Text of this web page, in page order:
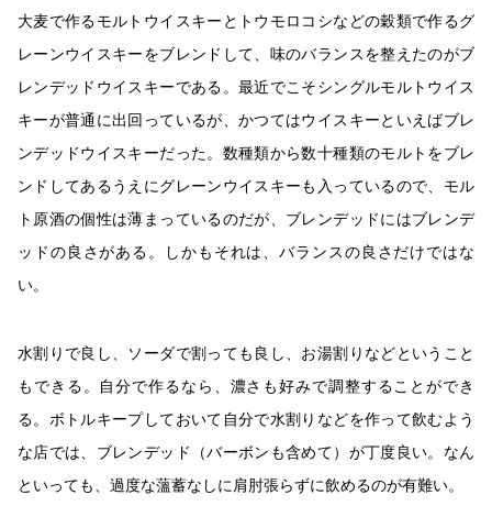
大麦で作るモルトウイスキーとトウモロコシなどの穀類で作るグ
レーンウイスキーをブレンドして、味のバランスを整えたのがブ
レンデッドウイスキーである。最近でこそシングルモルトウイス
キーが普通に出回っているが、かつてはウイスキーといえばブレ
ンデッドウイスキーだった。数種類から数十種類のモルトをブレ
ンドしてあるうえにグレーンウイスキーも入っているので、モル
ト原酒の個性は薄まっているのだが、ブレンデッドにはブレンデ
ッドの良さがある。しかもそれは、バランスの良さだけではな
い。
水割りで良し、ソーダで割っても良し、お湯割りなどということ
もできる。自分で作るなら、濃さも好みで調整することができ
る。ボトルキープしておいて自分で水割りなどを作って飲むよう
な店では、ブレンデッド（バーボンも含めて）が丁度良い。なん
といっても、過度な薀蓄なしに肩肘張らずに飲めるのが有難い。